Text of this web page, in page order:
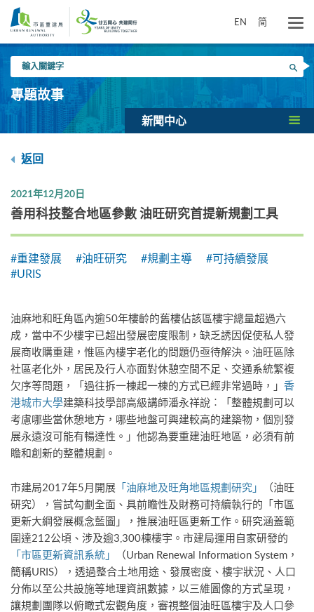
要
EN 简
入
關
鍵
搜尋
專題故事
新聞中心
返回
2021年12月20日
善用科技整合地區參數 油旺研究首提新規劃工具
#重建發展 #油旺研究 #規劃主導
#可持續發展
#URIS
油麻地和旺角區內逾50年樓齡的舊樓佔該區樓宇總量超過六
成，當中不少樓宇已超出發展密度限制，缺乏誘因促使私人發
展商收購重建，惟區內樓宇老化的問題仍亟待解決。油旺區除
社區老化外，居民及行人亦面對休憩空間不足、交通系統繁複
欠序等問題，「過往拆一棟起一棟的方式已經非常過時，」 香
港城市大學建築科技學部高級講師潘永祥說︰「整體規劃可以
考慮哪些當休憩地方，哪些地盤可興建較高的建築物，個別發
展永遠沒可能有暢達性。」他認為要重建油旺地區，必須有前
瞻和創新的整體規劃。
市建局2017年5月開展 「油麻地及旺角地區規劃研究」
（油旺
研究），嘗試勾劃全面、具前瞻性及財務可持續執行的「市區
更新大綱發展概念藍圖」，推展油旺區更新工作。研究涵蓋範
圍達212公頃、涉及逾3,300棟樓宇。市建局運用自家研發的
「市區更新資訊系統」
（Urban Renewal Information System，
簡稱URIS），透過整合土地用途、發展密度、樓宇狀況、人口
分佈以至公共設施等地理資訊數據，以三維圖像的方式呈現，
讓規劃團隊以俯瞰式宏觀角度，審視整個油旺區樓宇及人口參